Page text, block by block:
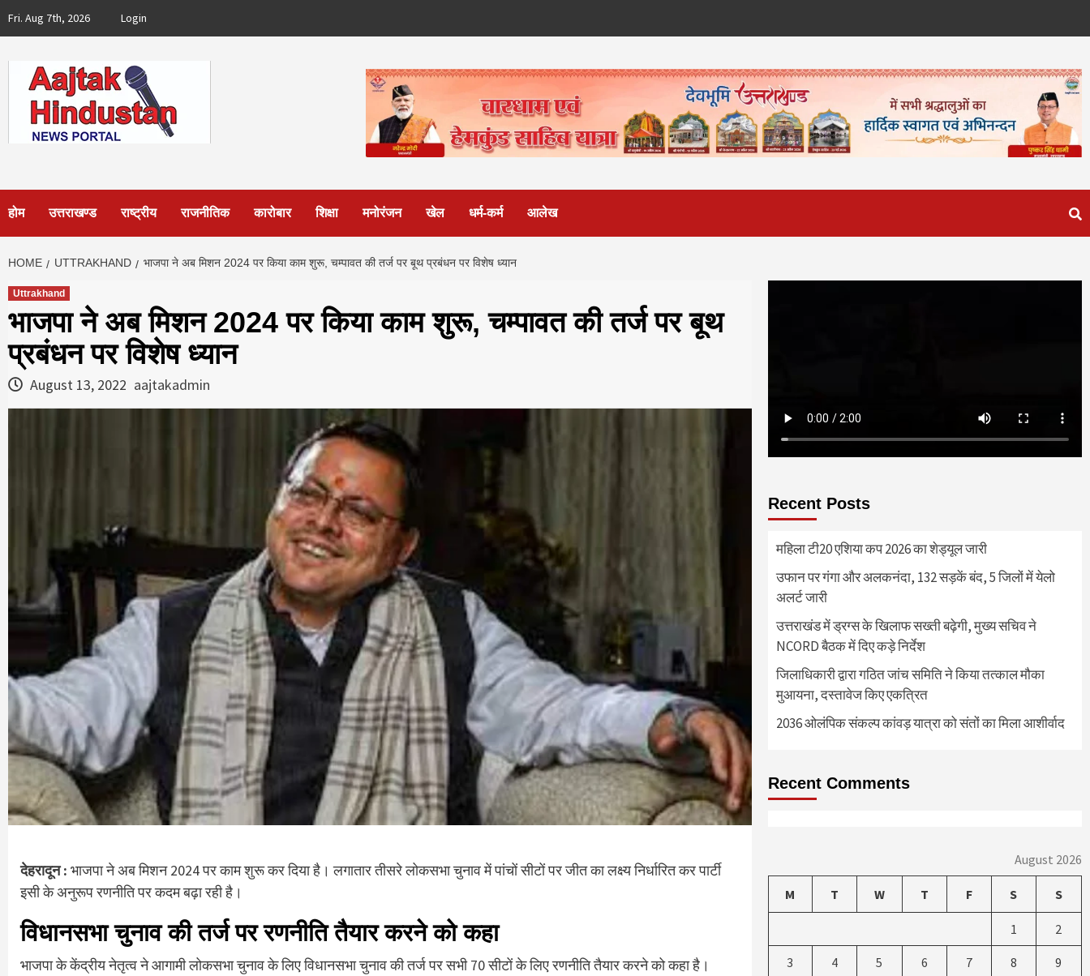
Fri. Aug 7th, 2026 Login
होम उत्तराखण्ड राष्ट्रीय राजनीतिक कारोबार शिक्षा मनोरंजन खेल धर्म-कर्म आलेख
HOME UTTRAKHAND भाजपा ने अब मिशन 2024 पर किया काम शुरू, चम्पावत की तर्ज पर बूथ प्रबंधन पर विशेष ध्यान
Uttrakhand
भाजपा ने अब मिशन 2024 पर किया काम शुरू, चम्पावत की तर्ज पर बूथ
प्रबंधन पर विशेष ध्यान
August 13, 2022 aajtakadmin
देहरादून : भाजपा ने अब मिशन 2024 पर काम शुरू कर दिया है। लगातार तीसरे लोकसभा चुनाव में पांचों सीटों पर जीत का लक्ष्य निर्धारित कर पार्टी
इसी के अनुरूप रणनीति पर कदम बढ़ा रही है।
विधानसभा चुनाव की तर्ज पर रणनीति तैयार करने को कहा
भाजपा के केंद्रीय नेतृत्व ने आगामी लोकसभा चुनाव के लिए विधानसभा चुनाव की तर्ज पर सभी 70 सीटों के लिए रणनीति तैयार करने को कहा है।
Recent Posts
महिला टी20 एशिया कप 2026 का शेड्यूल जारी
उफान पर गंगा और अलकनंदा, 132 सड़कें बंद, 5 जिलों में येलो
अलर्ट जारी
उत्तराखंड में ड्रग्स के खिलाफ सख्ती बढ़ेगी, मुख्य सचिव ने
NCORD बैठक में दिए कड़े निर्देश
जिलाधिकारी द्वारा गठित जांच समिति ने किया तत्काल मौका
मुआयना, दस्तावेज किए एकत्रित
2036 ओलंपिक संकल्प कांवड़ यात्रा को संतों का मिला आशीर्वाद
Recent Comments
August 2026
M T W T F S S
1 2
3 4 5 6 7 8 9